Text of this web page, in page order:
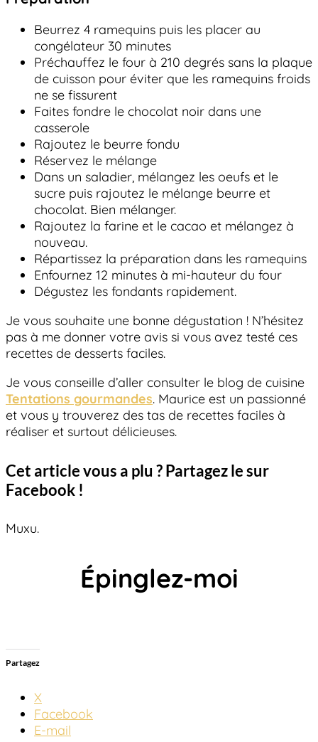
Beurrez 4 ramequins puis les placer au
congélateur 30 minutes
Préchauffez le four à 210 degrés sans la plaque
de cuisson pour éviter que les ramequins froids
ne se fissurent
Faites fondre le chocolat noir dans une
casserole
Rajoutez le beurre fondu
Réservez le mélange
Dans un saladier, mélangez les oeufs et le
sucre puis rajoutez le mélange beurre et
chocolat. Bien mélanger.
Rajoutez la farine et le cacao et mélangez à
nouveau.
Répartissez la préparation dans les ramequins
Enfournez 12 minutes à mi-hauteur du four
Dégustez les fondants rapidement.
Je vous souhaite une bonne dégustation ! N’hésitez
pas à me donner votre avis si vous avez testé ces
recettes de desserts faciles.
Je vous conseille d’aller consulter le blog de cuisine
Tentations gourmandes. Maurice est un passionné
et vous y trouverez des tas de recettes faciles à
réaliser et surtout délicieuses.
Cet article vous a plu ? Partagez le sur
Facebook !
Muxu.
Épinglez-moi
Partagez
X
Facebook
E-mail